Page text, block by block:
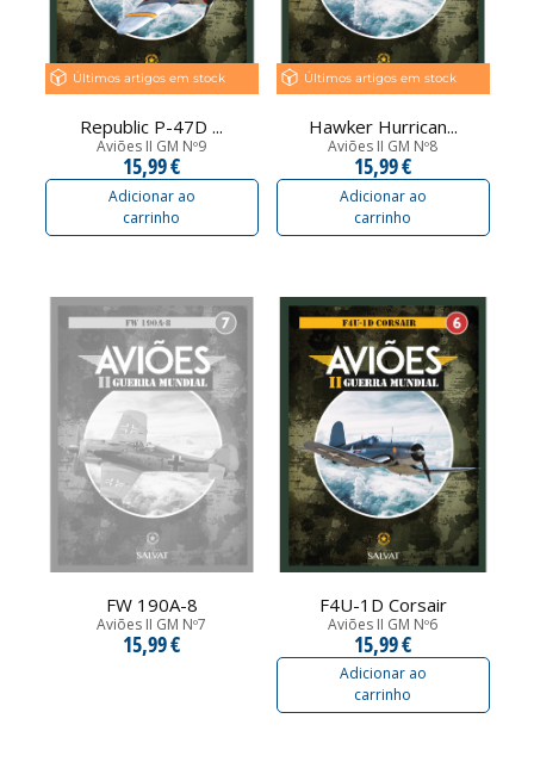
Últimos artigos em stock
Republic P-47D ...
Aviões II GM Nº9
15,99 €
Adicionar ao
carrinho
Últimos artigos em stock
Hawker Hurrican...
Aviões II GM Nº8
15,99 €
Adicionar ao
carrinho
FW 190A-8
Aviões II GM Nº7
15,99 €
F4U-1D Corsair
Aviões II GM Nº6
15,99 €
Adicionar ao
carrinho